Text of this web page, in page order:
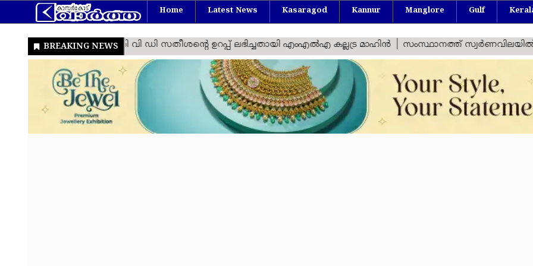
Home Latest News Kasaragod Kannur Manglore Gulf